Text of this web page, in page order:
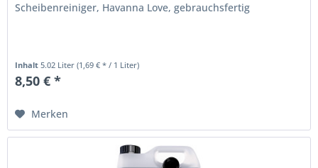
Scheibenreiniger, Havanna Love, gebrauchsfertig
Inhalt5.02 Liter(1,69 € * / 1 Liter)
8,50 € *
Merken